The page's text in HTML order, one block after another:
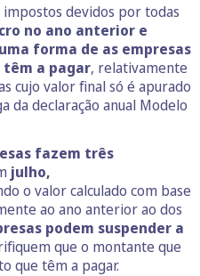
impostos devidos por todas
no ano anterior e
uma forma de as empresas
têm a pagar, relativamente
cujo valor final só é apurado
da declaração anual Modelo
fazem três
julho,
o valor calculado com base
ao ano anterior ao dos
podem suspender a
que o montante que
que têm a pagar.